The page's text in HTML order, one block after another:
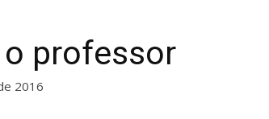
professor
2016